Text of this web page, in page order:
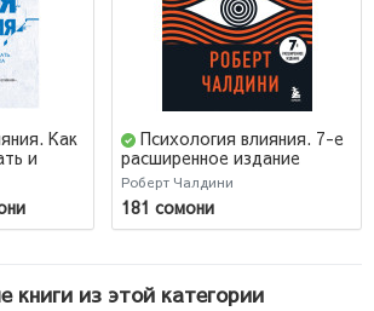
Как
и
/
Психология влияния. 7-е
расширенное издание
Роберт Чалдини
181 сомони
книги из этой категории